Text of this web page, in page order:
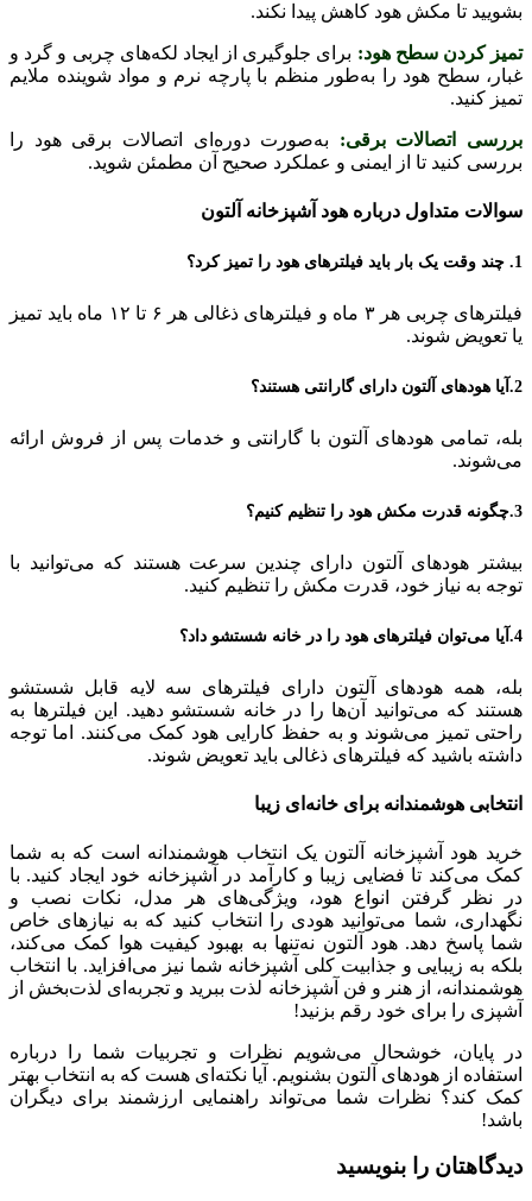
بشویید تا مکش هود کاهش پیدا نکند.
تمیز کردن سطح هود: برای جلوگیری از ایجاد لکه‌های چربی و گرد و
غبار، سطح هود را به‌طور منظم با پارچه نرم و مواد شوینده ملایم
تمیز کنید.
بررسی اتصالات برقی: به‌صورت دوره‌ای اتصالات برقی هود را
بررسی کنید تا از ایمنی و عملکرد صحیح آن مطمئن شوید.
سوالات متداول درباره هود آشپزخانه آلتون
1
. چند وقت یک بار باید فیلترهای هود را تمیز کرد؟
فیلترهای چربی هر ۳ ماه و فیلترهای ذغالی هر ۶ تا ۱۲ ماه باید تمیز
یا تعویض شوند.
2
. آیا هودهای آلتون دارای گارانتی هستند؟
بله، تمامی هودهای آلتون با گارانتی و خدمات پس از فروش ارائه
می‌شوند.
3.چگونه قدرت مکش هود را تنظیم کنیم؟
بیشتر هودهای آلتون دارای چندین سرعت هستند که می‌توانید با
توجه به نیاز خود، قدرت مکش را تنظیم کنید.
4.آیا می‌توان فیلترهای هود را در خانه شستشو داد؟
بله، همه هودهای آلتون دارای فیلترهای سه لایه قابل شستشو
هستند که می‌توانید آن‌ها را در خانه شستشو دهید. این فیلترها به
راحتی تمیز می‌شوند و به حفظ کارایی هود کمک می‌کنند. اما توجه
داشته باشید که فیلترهای ذغالی باید تعویض شوند.
انتخابی هوشمندانه برای خانه‌ای زیبا
خرید هود آشپزخانه آلتون یک انتخاب هوشمندانه است که به شما
کمک می‌کند تا فضایی زیبا و کارآمد در آشپزخانه خود ایجاد کنید. با
در نظر گرفتن انواع هود، ویژگی‌های هر مدل، نکات نصب و
نگهداری، شما می‌توانید هودی را انتخاب کنید که به نیازهای خاص
شما پاسخ دهد. هود آلتون نه‌تنها به بهبود کیفیت هوا کمک می‌کند،
بلکه به زیبایی و جذابیت کلی آشپزخانه شما نیز می‌افزاید. با انتخاب
هوشمندانه، از هنر و فن آشپزخانه لذت ببرید و تجربه‌ای لذت‌بخش از
آشپزی را برای خود رقم بزنید!
در پایان، خوشحال می‌شویم نظرات و تجربیات شما را درباره
استفاده از هودهای آلتون بشنویم. آیا نکته‌ای هست که به انتخاب بهتر
کمک کند؟ نظرات شما می‌تواند راهنمایی ارزشمند برای دیگران
باشد!
دیدگاهتان را بنویسید